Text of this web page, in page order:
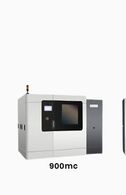
900mc